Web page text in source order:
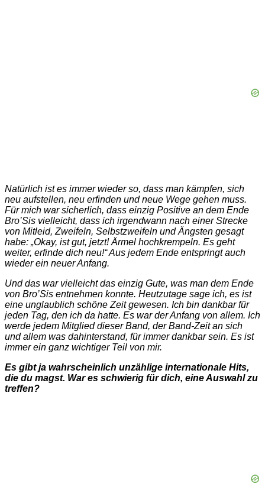
Natürlich ist es immer wieder so, dass man kämpfen, sich
neu aufstellen, neu erfinden und neue Wege gehen muss.
Für mich war sicherlich, dass einzig Positive an dem Ende
Bro’Sis vielleicht, dass ich irgendwann nach einer Strecke
von Mitleid, Zweifeln, Selbstzweifeln und Ängsten gesagt
habe: „Okay, ist gut, jetzt! Ärmel hochkrempeln. Es geht
weiter, erfinde dich neu!“ Aus jedem Ende entspringt auch
wieder ein neuer Anfang.
Und das war vielleicht das einzig Gute, was man dem Ende
von Bro’Sis entnehmen konnte. Heutzutage sage ich, es ist
eine unglaublich schöne Zeit gewesen. Ich bin dankbar für
jeden Tag, den ich da hatte. Es war der Anfang von allem. Ich
werde jedem Mitglied dieser Band, der Band-Zeit an sich
und allem was dahinterstand, für immer dankbar sein. Es ist
immer ein ganz wichtiger Teil von mir.
Es gibt ja wahrscheinlich unzählige internationale Hits,
die du magst. War es schwierig für dich, eine Auswahl zu
treffen?